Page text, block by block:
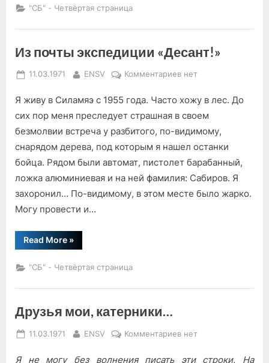
"СБ" - Четвёртая страница
Из почты экспедиции «Десант!»
Posted
11.03.1971 By
ENSV Комментариевк
Из
почты
нет
Я живу в Силамяэ с 1955 года. Часто хожу в лес. До
сих пор меня преследует страшная в своем
безмолвии встреча у разбитого, по-видимому,
снарядом дерева, под которым я нашел останки
бойца. Рядом были автомат, пистолет барабанный,
ложка алюминиевая и на ней фамилия: Сабиров. Я
захоронил… По-видимому, в этом месте было жарко.
Могу провести и…
Read More“Из
почты
«Десант!»”
»
"СБ" - Четвёртая страница
Друзья мои, катерники…
Posted
11.03.1971 By
ENSV Комментариевк
Друзья
нет
Я не могу без волнения писать эти строки. На